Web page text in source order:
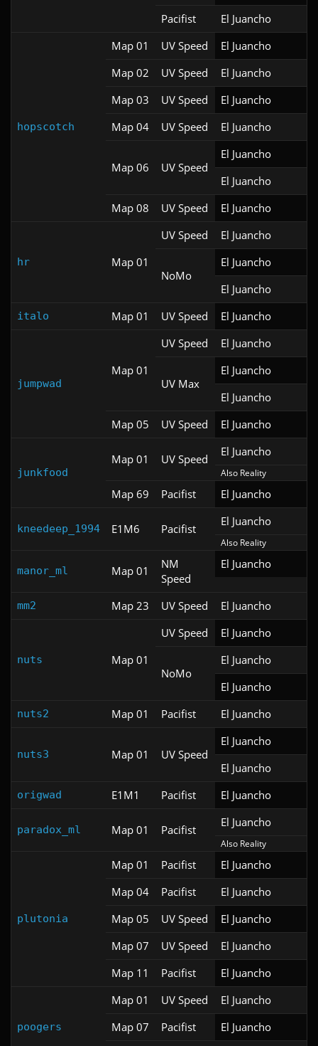
Pacifist
El Juancho
hopscotch
Map 01 UV Speed
El Juancho
Map 02
UV Speed
El Juancho
Map 03
UV Speed
El Juancho
Map 04
UV Speed El Juancho
Map 06 UV Speed
El Juancho
El Juancho
Map 08
UV Speed El Juancho
hr Map 01
UV Speed El Juancho
NoMo
El Juancho
El Juancho
italo Map 01 UV Speed El Juancho
jumpwad
Map 01
UV Speed El Juancho
UV Max
El Juancho
El Juancho
Map 05
UV Speed El Juancho
junkfood
Map 01 UV Speed
El Juancho
Also Reality
Map 69 Pacifist El Juancho
kneedeep_1994 E1M6 Pacifist
El Juancho
Also Reality
manor_ml Map 01
NM
Speed
El Juancho
mm2 Map 23 UV Speed El Juancho
nuts Map 01
UV Speed El Juancho
NoMo
El Juancho
El Juancho
nuts2 Map 01 Pacifist El Juancho
nuts3 Map 01 UV Speed
El Juancho
El Juancho
origwad E1M1 Pacifist El Juancho
paradox_ml Map 01 Pacifist
El Juancho
Also Reality
plutonia
Map 01 Pacifist
El Juancho
Map 04
Pacifist
El Juancho
Map 05
UV Speed
El Juancho
Map 07
UV Speed
El Juancho
Map 11
Pacifist El Juancho
poogers
Map 01 UV Speed
El Juancho
Map 07
Pacifist
El Juancho